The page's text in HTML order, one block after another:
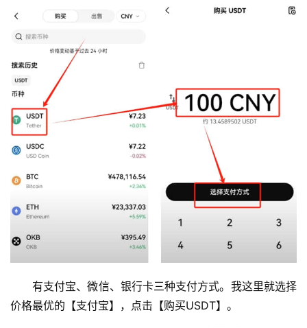
有支付宝、微信、银行卡三种支付方式。我这里就选择
价格最优的【支付宝】，点击【购买USDT】。